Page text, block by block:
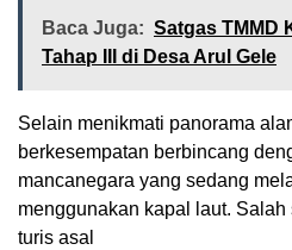
Baca Juga: Satgas TMMD
Tahap III di Desa Arul Gele
Selain menikmati panorama
berkesempatan berbincang
mancanegara yang sedang
menggunakan kapal laut.
turis asal